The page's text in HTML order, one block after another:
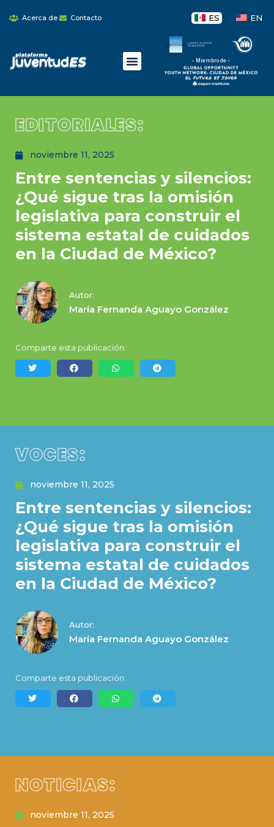
Acerca de Contacto ES EN
- Miembro de -
EDITORIALES:
noviembre 11, 2025
Entre sentencias y silencios:
¿Qué sigue tras la omisión
legislativa para construir el
sistema estatal de cuidados
en la Ciudad de México?
Autor:
María Fernanda Aguayo González
Comparte esta publicación:
VOCES:
noviembre 11, 2025
Entre sentencias y silencios:
¿Qué sigue tras la omisión
legislativa para construir el
sistema estatal de cuidados
en la Ciudad de México?
Autor:
María Fernanda Aguayo González
Comparte esta publicación:
NOTICIAS:
noviembre 11, 2025